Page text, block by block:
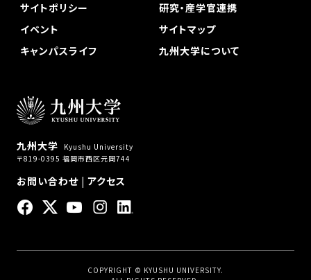
九州大学
Kyushu University
〒819-0395 福岡市西区元岡744
お問い合わせ| アクセス
サイトポリシー
研究・産学官連携
イベント
サイトマップ
キャンパスライフ
九州大学について
COPYRIGHT © KYUSHU UNIVERSITY.